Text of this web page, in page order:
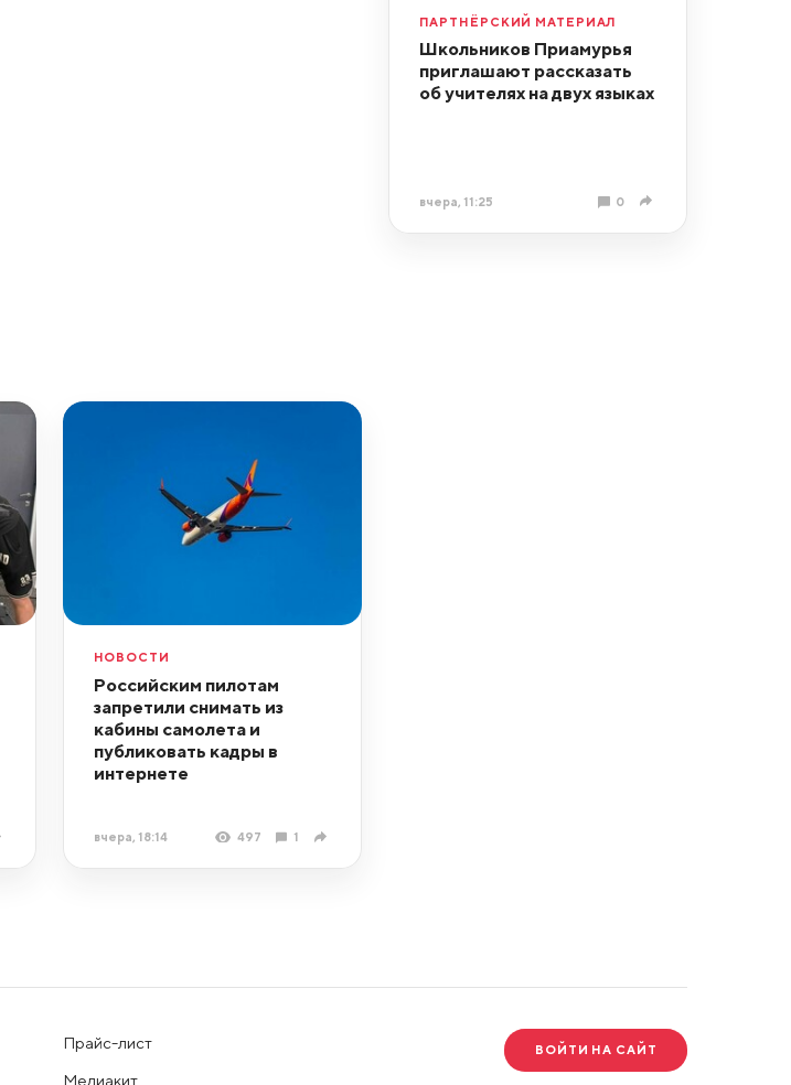
ПАРТНЁРСКИЙ МАТЕРИАЛ
Школьников Приамурья
приглашают рассказать
об учителях на двух языках
вчера, 11:25 0
НОВОСТИ
Российским пилотам
запретили снимать из
кабины самолета и
публиковать кадры в
интернете
вчера, 18:14 497 1
Прайс-лист
Медиакит
ВОЙТИ НА САЙТ